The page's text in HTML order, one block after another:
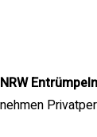
NRW Entrümpeln